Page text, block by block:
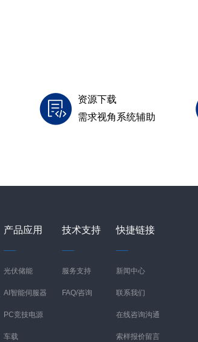
资源下载
需求视角系统辅助
产品应用
光伏储能
AI智能伺服器
PC竞技电源
车载
技术支持
服务支持
FAQ/咨询
快捷链接
新闻中心
联系我们
在线咨询沟通
索样报价留言